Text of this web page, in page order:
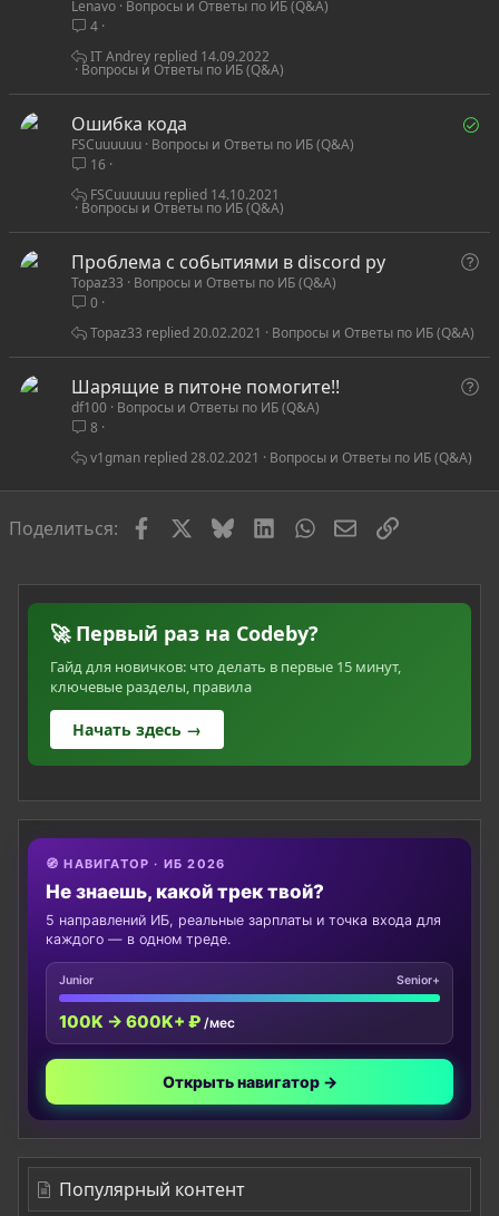
Lenavo Вопросы и Ответы по ИБ (Q&A)
4
Вопросы и Ответы по ИБ (Q&A)
14.09.2022
IT Andrey
Р
Ошибка кода
FSCuuuuuu Вопросы и Ответы по ИБ (Q&A)
16
Вопросы и Ответы по ИБ (Q&A)
14.10.2021
FSCuuuuuu
В
о
с
Проблема с событиями в discord py
Topaz33
Вопросы и Ответы по ИБ (Q&A)
0
Вопросы и Ответы по ИБ (Q&A)
20.02.2021
Topaz33
В
Шарящие в питоне помогите!!
df100 Вопросы и Ответы по ИБ (Q&A)
8
Вопросы и Ответы по ИБ (Q&A)
28.02.2021
v1gman
Поделиться: FacebookBlueskyLinkedInWhatsAppЭлектронная
Ссылка
🚀 Первый раз на Codeby?
Гайд для новичков: что делать в первые 15 минут,
ключевые разделы, правила
Начать здесь →
🧭 НАВИГАТОР · ИБ 2026
Не знаешь, какой трек твой?
5 направлений ИБ, реальные зарплаты и точка входа для
каждого — в одном треде.
Junior Senior+
100K → 600K+ ₽ /мес
Открыть навигатор →
Популярный контент